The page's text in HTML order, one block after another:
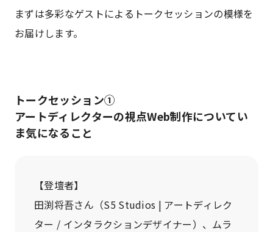
まずは多彩なゲストによるトークセッションの模様を
お届けします。
トークセッション①
アートディレクターの視点Web制作についてい
ま気になること
【登壇者】
田渕将吾さん（S5 Studios | アートディレク
ター / インタラクションデザイナー）、ムラ